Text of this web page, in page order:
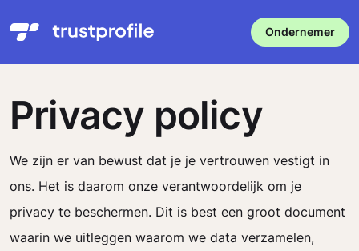
Ondernemer
Privacy policy
We zijn er van bewust dat je je vertrouwen vestigt in
ons. Het is daarom onze verantwoordelijk om je
privacy te beschermen. Dit is best een groot document
waarin we uitleggen waarom we data verzamelen,